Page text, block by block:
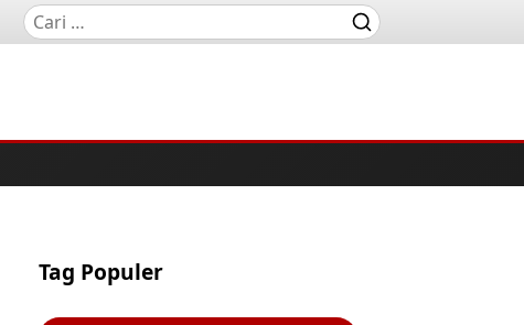
Tag Populer